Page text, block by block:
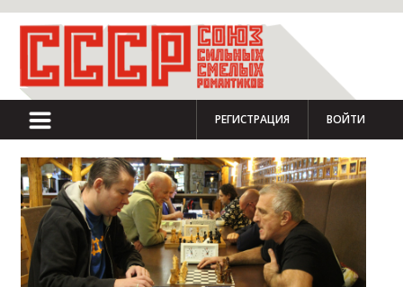
РЕГИСТРАЦИЯ ВОЙТИ